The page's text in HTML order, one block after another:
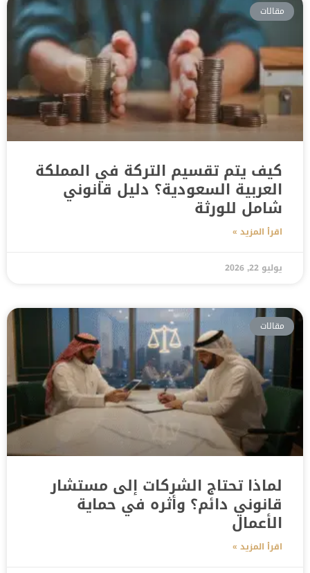
مقالات
كيف يتم تقسيم التركة في المملكة
العربية السعودية؟ دليل قانوني
شامل للورثة
اقرأ المزيد »
يوليو 22, 2026
مقالات
لماذا تحتاج الشركات إلى مستشار
قانوني دائم؟ وأثره في حماية
الأعمال
اقرأ المزيد »